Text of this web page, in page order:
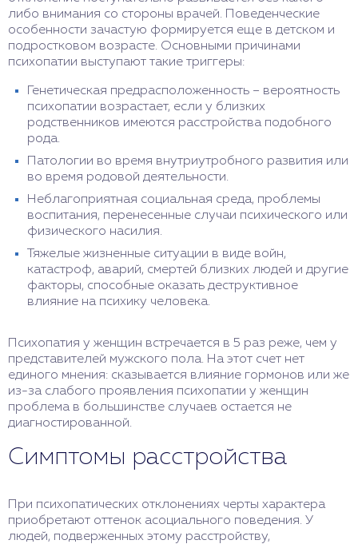
либо внимания со стороны врачей. Поведенческие
особенности зачастую формируется еще в детском и
подростковом возрасте. Основными причинами
психопатии выступают такие триггеры:
Генетическая предрасположенность – вероятность
психопатии возрастает, если у близких
родственников имеются расстройства подобного
рода.
Патологии во время внутриутробного развития или
во время родовой деятельности.
Неблагоприятная социальная среда, проблемы
воспитания, перенесенные случаи психического или
физического насилия.
Тяжелые жизненные ситуации в виде войн,
катастроф, аварий, смертей близких людей и другие
факторы, способные оказать деструктивное
влияние на психику человека.
Психопатия у женщин встречается в 5 раз реже, чем у
представителей мужского пола. На этот счет нет
единого мнения: сказывается влияние гормонов или же
из-за слабого проявления психопатии у женщин
проблема в большинстве случаев остается не
диагностированной.
Симптомы расстройства
При психопатических отклонениях черты характера
приобретают оттенок асоциального поведения. У
людей, подверженных этому расстройству,